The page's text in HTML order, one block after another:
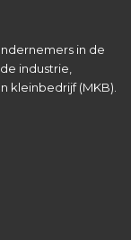
in de
industrie,
kleinbedrijf (MKB).